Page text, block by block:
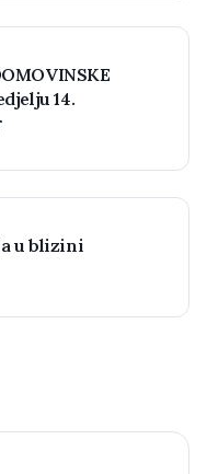
14.
u blizini